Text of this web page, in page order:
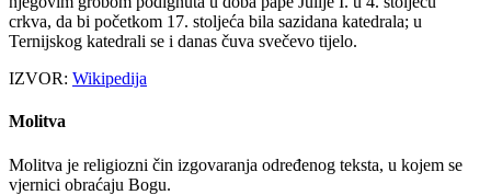
crkva, da bi početkom 17. stoljeća bila sazidana katedrala; u
Ternijskog katedrali se i danas čuva svečevo tijelo.
IZVOR: Wikipedija
Molitva
Molitva je religiozni čin izgovaranja određenog teksta, u kojem se
vjernici obraćaju Bogu.